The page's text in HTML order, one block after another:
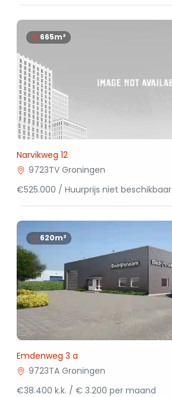
665m²
Narvikweg 12
9723TV Groningen
€525.000 / Huurprijs niet beschikbaar
620m²
Emdenweg 3 a
9723TA Groningen
€38.400 k.k. / € 3.200 per maand